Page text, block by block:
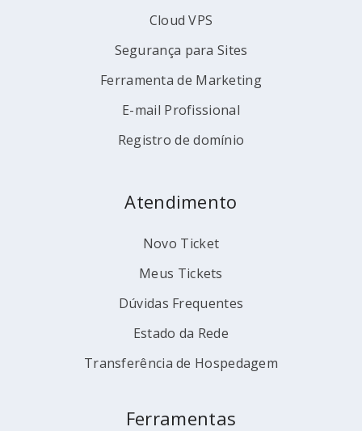
Cloud VPS
Segurança para Sites
Ferramenta de Marketing
E-mail Profissional
Registro de domínio
Atendimento
Novo Ticket
Meus Tickets
Dúvidas Frequentes
Estado da Rede
Transferência de Hospedagem
Ferramentas